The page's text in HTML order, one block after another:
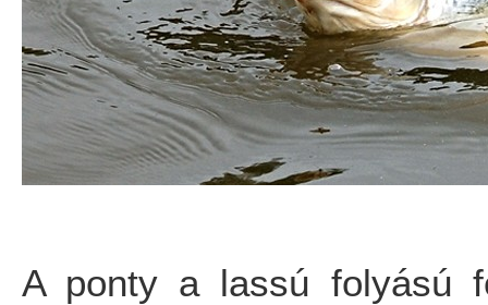
A ponty a lassú folyású